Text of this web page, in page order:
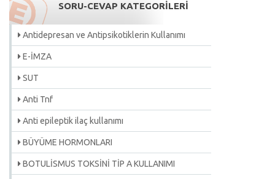
SORU-CEVAP KATEGORİLERİ
Antidepresan ve Antipsikotiklerin Kullanımı
E-İMZA
SUT
Anti Tnf
Anti epileptik ilaç kullanımı
BÜYÜME HORMONLARI
BOTULİSMUS TOKSİNİ TİP A KULLANIMI